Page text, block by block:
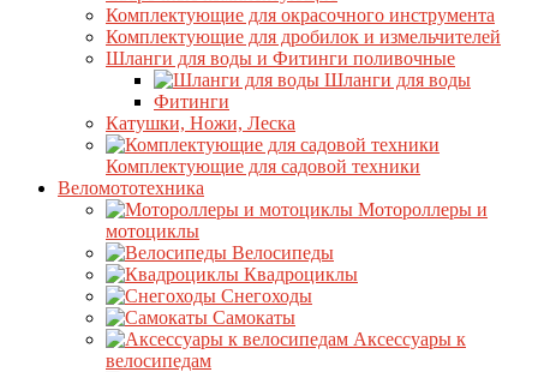
Комплектующие для окрасочного инструмента
Комплектующие для дробилок и измельчителей
Шланги для воды и Фитинги поливочные
Шланги для воды
Фитинги
Катушки, Ножи, Леска
Комплектующие для садовой техники
Веломототехника
Мотороллеры и
мотоциклы
Велосипеды
Квадроциклы
Снегоходы
Самокаты
Аксессуары к
велосипедам